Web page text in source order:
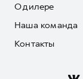
О дилере
Наша команда
Контакты